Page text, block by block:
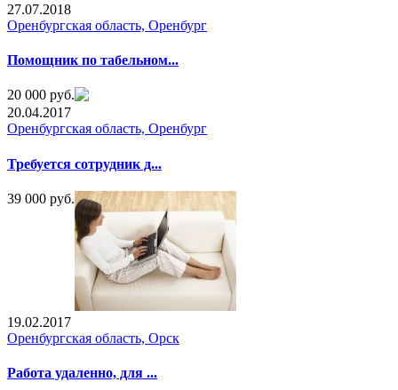
27.07.2018
Оренбургская область, Оренбург
Помощник по табельном...
20 000 руб.
20.04.2017
Оренбургская область, Оренбург
Требуется сотрудник д...
39 000 руб.
19.02.2017
Оренбургская область, Орск
Работа удаленно, для ...